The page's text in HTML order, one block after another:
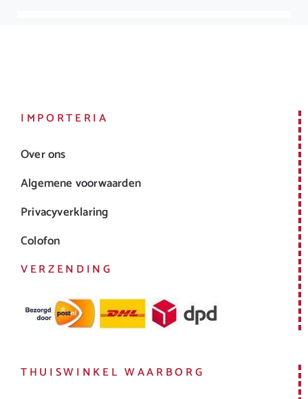
IMPORTERIA
Over ons
Algemene voorwaarden
Privacyverklaring
Colofon
VERZENDING
THUISWINKEL WAARBORG